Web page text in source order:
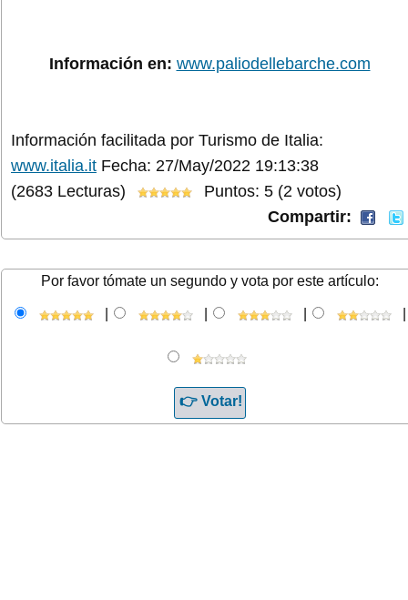
Información en: www.paliodellebarche.com
Información facilitada por Turismo de Italia:
www.italia.it Fecha: 27/May/2022 19:13:38
(2683 Lecturas)
Puntos: 5 (2 votos)
Compartir:
Por favor tómate un segundo y vota por este artículo: